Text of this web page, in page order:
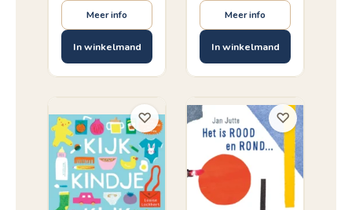
Meer info
In winkelmand
Meer info
In winkelmand
♡ ♡